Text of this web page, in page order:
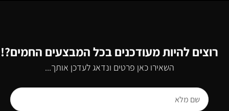
רוצים להיות מעודכנים בכל המבצעים החמים?!
השאירו כאן פרטים ונדאג לעדכן אותך...